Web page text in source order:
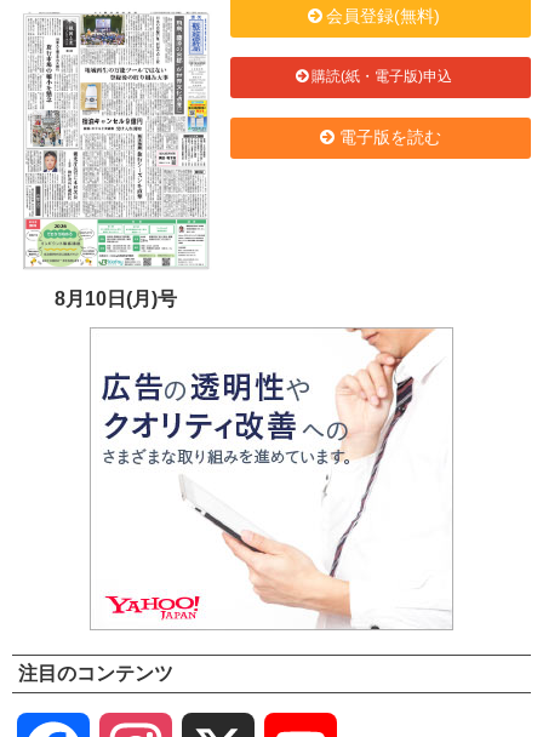
8月10日(月)号
会員登録(無料)
購読(紙・電子版)申込
電子版を読む
注目のコンテンツ